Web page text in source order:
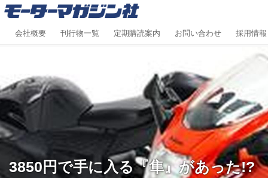
会社概要 刊行物一覧 定期購読案内 お問い合わせ 採用情報
3850円で手に入る『隼』があった!?